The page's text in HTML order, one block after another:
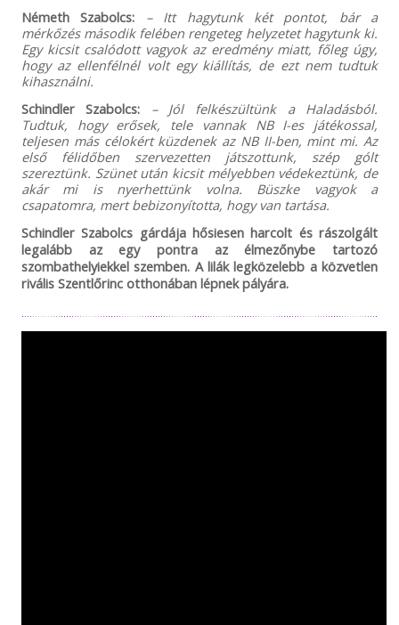
Németh Szabolcs:
– Itt hagytunk két pontot, bár a
mérkőzés második felében rengeteg helyzetet hagytunk ki.
Egy kicsit csalódott vagyok az eredmény miatt, főleg úgy,
hogy az ellenfélnél volt egy kiállítás, de ezt nem tudtuk
kihasználni.
Schindler Szabolcs:
– Jól felkészültünk a Haladásból.
Tudtuk, hogy erősek, tele vannak NB I-es játékossal,
teljesen más célokért küzdenek az NB II-ben, mint mi. Az
első félidőben szervezetten játszottunk, szép gólt
szereztünk. Szünet után kicsit mélyebben védekeztünk, de
akár mi is nyerhettünk volna. Büszke vagyok a
csapatomra, mert bebizonyította, hogy van tartása.
Schindler Szabolcs gárdája hősiesen harcolt és rászolgált
legalább az egy pontra az élmezőnybe tartozó
szombathelyiekkel szemben. A lilák legközelebb a közvetlen
rivális Szentlőrinc otthonában lépnek pályára.